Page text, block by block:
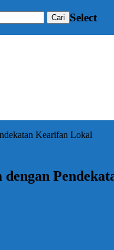
Select
Kearifan Lokal